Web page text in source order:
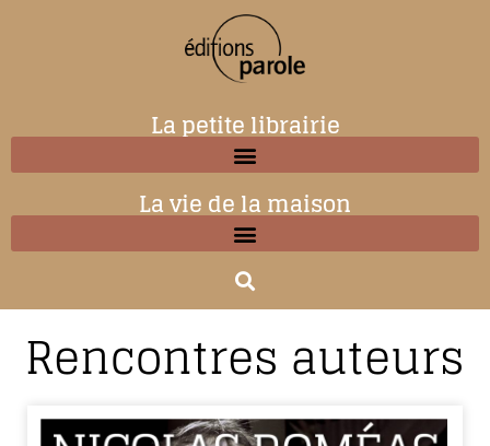
La petite librairie
La vie de la maison
Rencontres auteurs